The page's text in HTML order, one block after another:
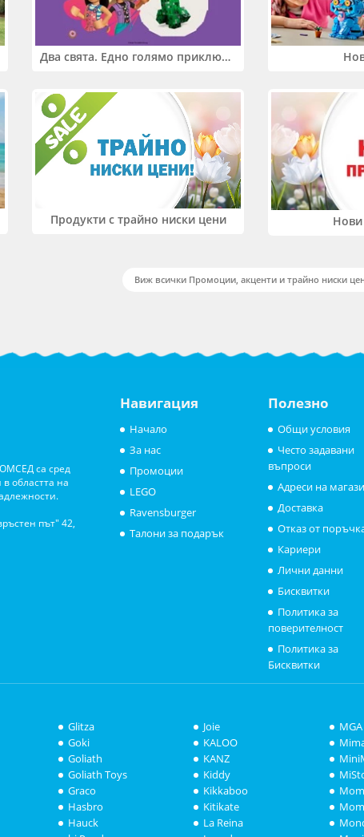
Два свята. Едно голямо приключение. Купи 2 продукта LEGO® Friends и/или LEGO® Minecraft и вземи -27%
Продукти с трайно ниски цени
Виж всички Промоции, акценти и трайно ниски
са сред
областта на
път" 42,
Навигация
Начало
За нас
Промоции
LEGO
Ravensburger
Талони за подарък
Полезно
Общи условия
Често задавани
въпроси
Адреси на
Доставка
Отказ от
Кариери
Лични данни
Бисквитки
Политика за
поверителност
Политика за
Бисквитки
Glitza
Goki
Goliath
Goliath Toys
Graco
Hasbro
Hauck
Joie
KALOO
KANZ
Kiddy
Kikkaboo
Kitikate
La Reina
MGA